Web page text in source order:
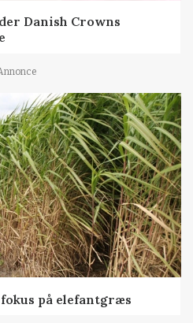
Danish Crowns
på elefantgræs